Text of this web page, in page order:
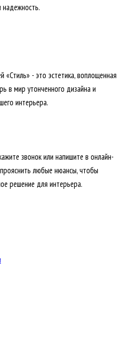
надежность.
- это эстетика, воплощенная
в мир утонченного дизайна и
интерьера.
звонок или напишите в онлайн-
любые нюансы, чтобы
решение для интерьера.